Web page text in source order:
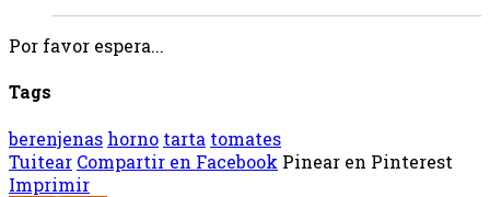
Por favor espera...
Tags
berenjenas horno tarta tomates
Tuitear Compartir en Facebook Pinear en Pinterest
Imprimir